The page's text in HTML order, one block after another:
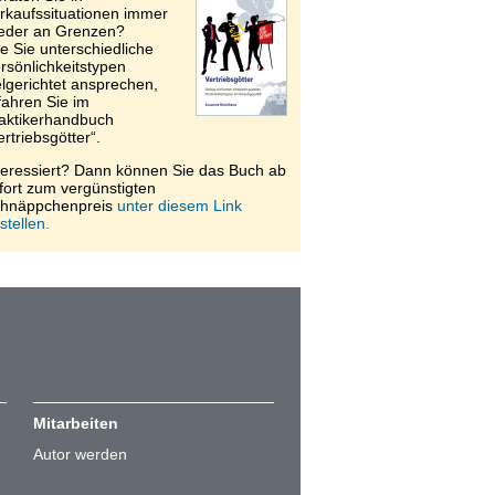
immer
an Grenzen?
Sie unterschiedliche
ansprechen,
Sie im
Dann können Sie das Buch ab
zum vergünstigten
unter diesem Link
Mitarbeiten
Autor werden